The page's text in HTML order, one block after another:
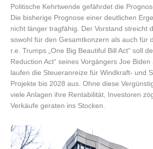
Politische Kehrtwende gefährdet die
Die bisherige Prognose einer deutlichen
nicht länger tragfähig. Der Vorstand streicht
sowohl für den Gesamtkonzern als auch für
r.e. Trumps „One Big Beautiful Bill Act“ soll
Reduction Act“ seines Vorgängers Joe
laufen die Steueranreize für Windkraft- und
Projekte bis 2028 aus. Ohne diese
viele Anlagen ihre Rentabilität, Investoren
Verkäufe geraten ins Stocken.